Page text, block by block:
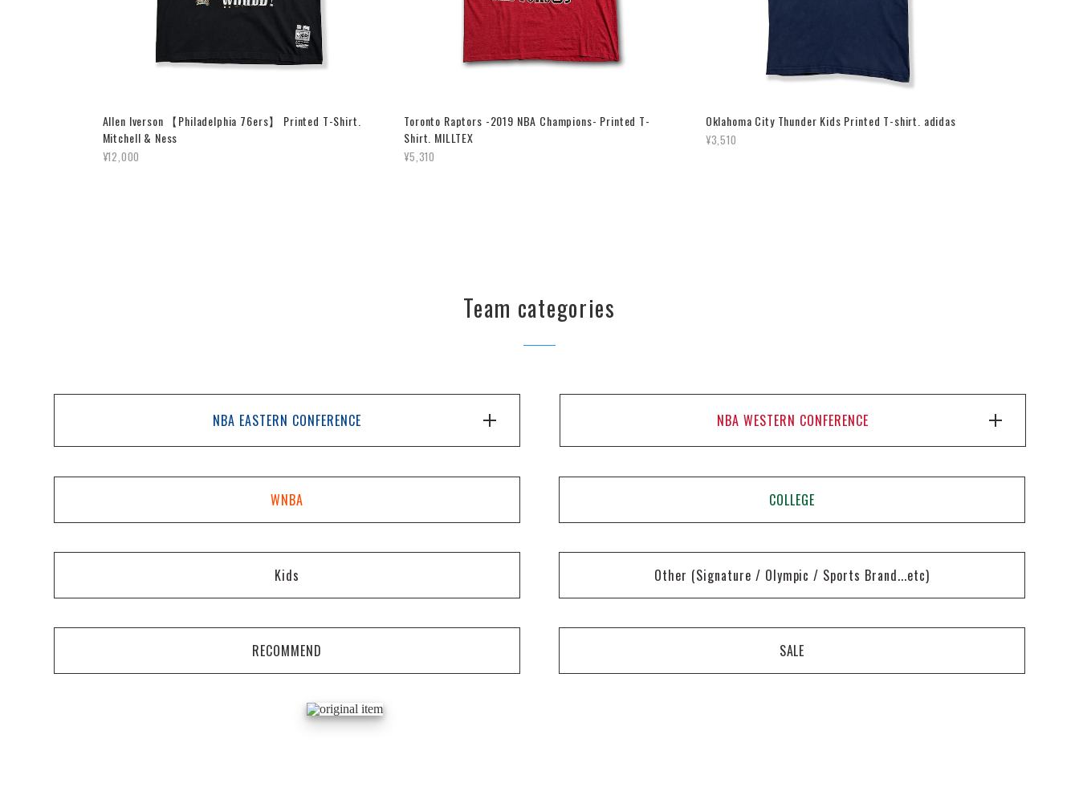
Allen Iverson 【Philadelphia 76ers】 Printed T-Shirt.
Mitchell & Ness
¥12,000
Toronto Raptors -2019 NBA Champions- Printed T-
Shirt. MILLTEX
¥5,310
Oklahoma City Thunder Kids Printed T-shirt. adidas
¥3,510
Team categories
NBA EASTERN CONFERENCE NBA WESTERN CONFERENCE
WNBA COLLEGE
Kids Other (Signature / Olympic / Sports Brand...etc)
RECOMMEND SALE